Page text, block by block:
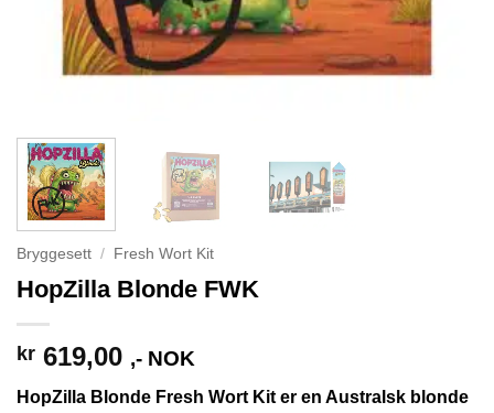
Bryggesett / Fresh Wort Kit
HopZilla Blonde FWK
kr 619,00 ,- NOK
HopZilla Blonde Fresh Wort Kit er en Australsk blonde